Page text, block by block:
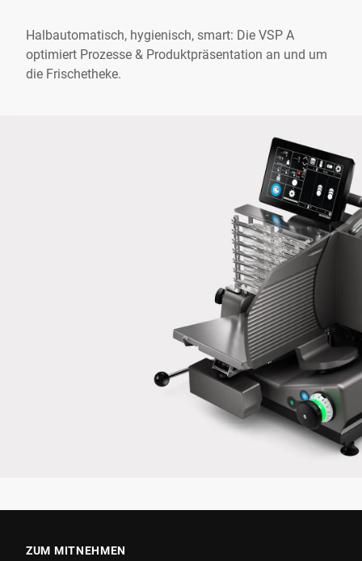
Halbautomatisch, hygienisch, smart: Die VSP A
optimiert Prozesse & Produktpräsentation an und um
die Frischetheke.
ZUM MITNEHMEN